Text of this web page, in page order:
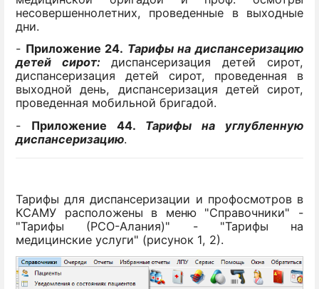
несовершеннолетних, проведенные в выходные
дни.
- Приложение 24. Тарифы на диспансеризацию
детей сирот:
диспансеризация детей сирот,
диспансеризация детей сирот, проведенная в
выходной день, диспансеризация детей сирот,
проведенная мобильной бригадой.
-
Приложение 44.
Тарифы на углубленную
диспансеризацию.
Тарифы для диспансеризации и профосмотров в
КСАМУ расположены в меню "Справочники" -
"Тарифы (РСО-Алания)" - "Тарифы на
медицинские услуги" (рисунок 1, 2).